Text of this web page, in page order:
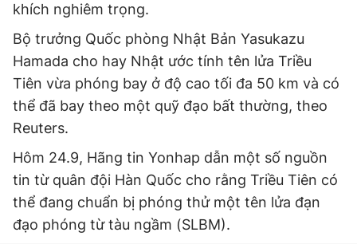
Theo dõi báo trên
Hotline
0906 645 777
Liên hệ quảng cáo
0908 780 404
Đặt báo Quảng cáo RSS Tòa soạn Chính sách bảo
Tổng biên tập: Nguyễn Ngọc Toàn
Phó tổng biên tập thường trực: Hải Thành
Phó tổng biên tập: Lâm Hiếu Dũng
Phó tổng biên tập: Trần Việt Hưng
Tổng thư ký tòa soạn: Đức Trung
khích nghiêm trọng.
Bộ trưởng Quốc phòng Nhật Bản Yasukazu
Hamada cho hay Nhật ước tính tên lửa Triều
Tiên vừa phóng bay ở độ cao tối đa 50 km và có
thể đã bay theo một quỹ đạo bất thường, theo
Reuters.
Hôm 24.9, Hãng tin Yonhap dẫn một số nguồn
tin từ quân đội Hàn Quốc cho rằng Triều Tiên có
thể đang chuẩn bị phóng thử một tên lửa đạn
đạo phóng từ tàu ngầm (SLBM).